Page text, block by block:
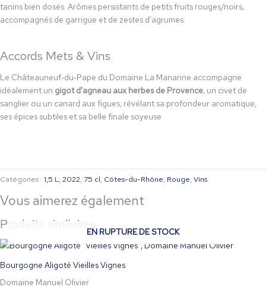
tanins bien dosés. Arômes persistants de petits fruits rouges/noirs,
accompagnés de garrigue et de zestes d’agrumes.
Accords Mets & Vins
Le Châteauneuf‑du‑Pape du Domaine La Manarine accompagne
idéalement un gigot d’agneau aux herbes de Provence, un civet de
sanglier ou un canard aux figues, révélant sa profondeur aromatique,
ses épices subtiles et sa belle finale soyeuse
Catégories : 1,5 L, 2022, 75 cl, Côtes-du-Rhône, Rouge, Vins
Vous aimerez également
Produits similaires
EN RUPTURE DE STOCK
Bourgogne Aligoté Vieilles Vignes
Domaine Manuel Olivier